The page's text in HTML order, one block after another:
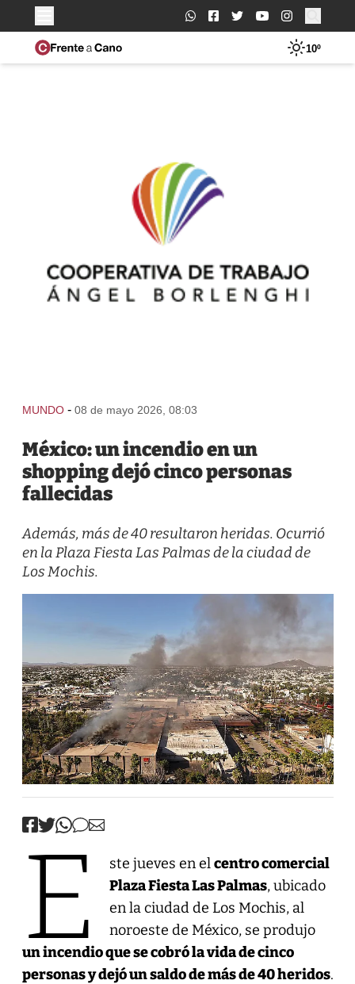
Buscar:
10º
MUNDO - 08 de mayo 2026, 08:03
México: un incendio en un
shopping dejó cinco personas
fallecidas
Además, más de 40 resultaron heridas. Ocurrió
en la Plaza Fiesta Las Palmas de la ciudad de
Los Mochis.
E ste jueves en elcentro comercial
Plaza Fiesta Las Palmas, ubicado
en la ciudad de Los Mochis, al
noroeste de México, se produjo
un incendio que se cobró la vida de cinco
personas y dejó un saldo de más de 40 heridos.